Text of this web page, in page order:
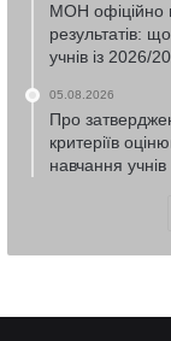
МОН офіційно
результатів:
учнів із 2026/
05.08.2026
Про
критеріїв
навчання учнів